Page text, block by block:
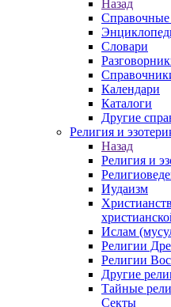
Назад
Справочные
Словари
Календари
Каталоги
Другие
Религия и
Назад
Религия и
Иудаизм
Ислам
Религии
Религии
Другие
Тайные
Секты